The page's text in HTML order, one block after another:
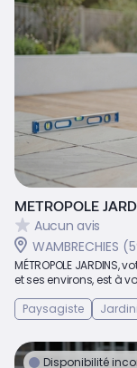
METROPOLE
Aucun avis
WAMBRECHIES
MÉTROPOLE
et ses environs, est à
Paysagiste
Disponibilité